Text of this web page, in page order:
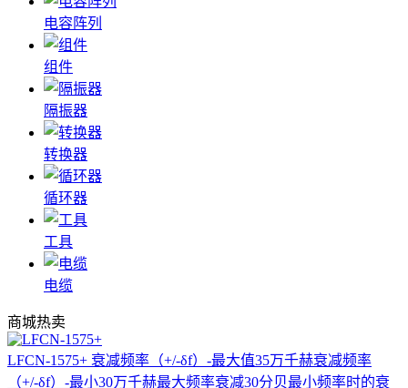
电容阵列
组件
隔振器
转换器
循环器
工具
电缆
商城热卖
LFCN-1575+ 衰减频率（+/-δf）-最大值35万千赫衰减频率
（+/-δf）-最小30万千赫最大频率衰减30分贝最小频率时的衰